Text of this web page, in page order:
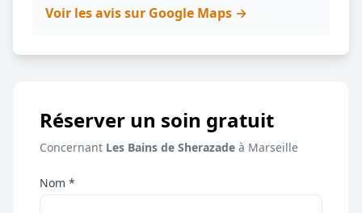
Voir les avis sur Google Maps →
Réserver un soin gratuit
Concernant Les Bains de Sherazade à Marseille
Nom *